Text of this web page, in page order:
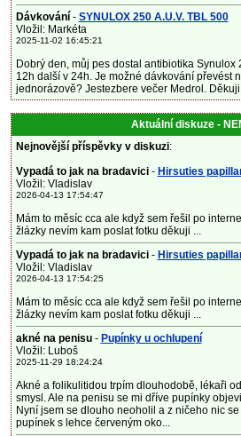
Dávkování - SYNULOX 250 A.U.V. TBL 500
Vložil: Markéta
2025-11-02 16:45:21
Dobrý den, můj pes dostal antibiotika Synulox
12h další v 24h. Je možné dávkování převést
jednorázově? Jestezbere večer Medrol.
Aktuální diskuze -
Nejnovější příspěvky v diskuzi:
Vypadá to jak na bradavici - Hirsuties
Vložil: Vladislav
2026-04-13 17:54:47
Mám to měsíc cca ale když sem řešil po
žlázky nevím kam poslat fotku děkuji ...
Vypadá to jak na bradavici - Hirsuties
Vložil: Vladislav
2026-04-13 17:54:25
Mám to měsíc cca ale když sem řešil po
žlázky nevím kam poslat fotku děkuji ...
akné na penisu- Pupínky u ochlupení
Vložil: Luboš
2025-11-29 18:24:24
Akné a folikulitidou trpím dlouhodobě, lékaři
smysl. Ale na penisu se mi dříve pupínky
Nyní jsem se dlouho neoholil a z ničeho nic
pupínek s lehce červeným oko...